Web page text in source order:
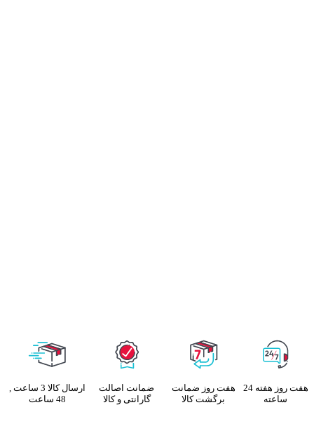
هفت روز هفته 24
ساعته
هفت روز ضمانت
برگشت کالا
ضمانت اصالت
گارانتی و کالا
ارسال کالا 3 ساعت ,
48 ساعت